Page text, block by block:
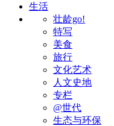
生活
壮龄go!
特写
美食
旅行
文化艺术
人文史地
专栏
@世代
生态与环保